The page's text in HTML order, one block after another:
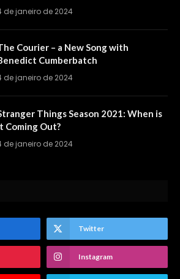
de janeiro de 2024
Courier – a New Song with
Cumberbatch
de janeiro de 2024
Things Season 2021: When is
Coming Out?
de janeiro de 2024
Twitter
Instagram